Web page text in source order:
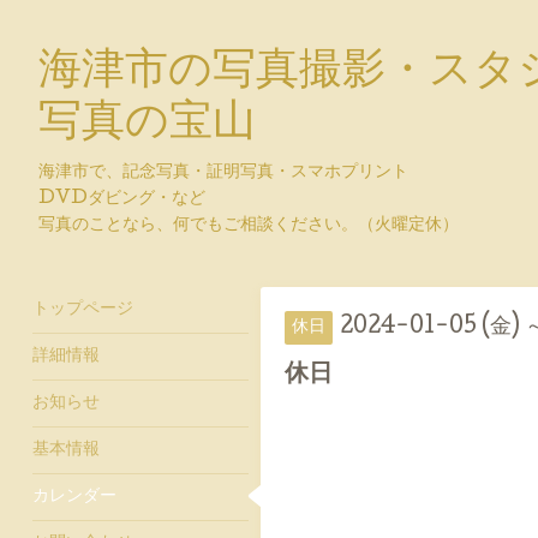
海津市の写真撮影・ス
写真の宝山
海津市で、記念写真・証明写真・スマホプリント
DVDダビング・など
写真のことなら、何でもご相談ください。（火曜定休）
休日 2024-01-05 (金)
休日
トップページ
詳細情報
お知らせ
基本情報
カレンダー